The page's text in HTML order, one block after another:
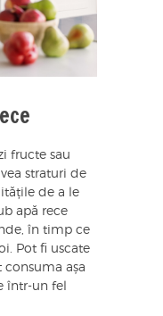
fructe sau
straturi de
de a le
apă rece
în timp ce
Pot fi uscate
consuma așa
într-un fel